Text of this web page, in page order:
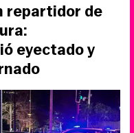
repartidor de
eyectado y